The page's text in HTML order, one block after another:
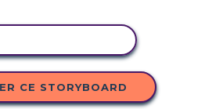
CE STORYBOARD